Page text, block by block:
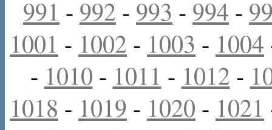
991 - 992 - 993 - 994 -
1001 - 1002 - 1003 - 1004
- 1010 - 1011 - 1012 -
1018 - 1019 - 1020 - 1021